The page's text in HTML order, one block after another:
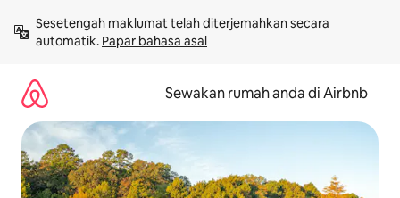
kandungan
Sesetengah maklumat telah diterjemahkan secara
automatik. Papar bahasa asal
Sewakan rumah anda di Airbnb